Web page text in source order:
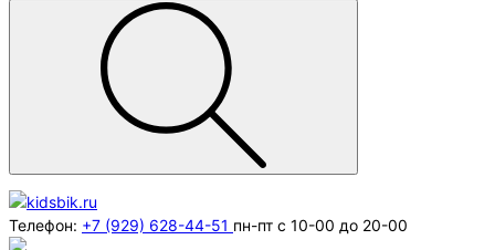
Телефон: +7 (929) 628-44-51 пн-пт с 10-00 до 20-00